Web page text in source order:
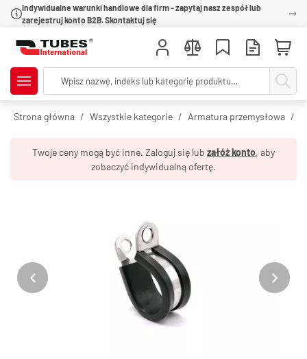
Indywidualne warunki handlowe dla firm - zapytaj nasz zespół lub
zarejestruj konto B2B. Skontaktuj się
Strona główna Wszystkie kategorie Armatura przemysłowa
Twoje ceny mogą być inne. Zaloguj się lub załóż konto, aby
zobaczyć indywidualną ofertę.